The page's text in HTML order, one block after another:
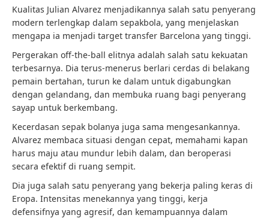
Kualitas Julian Alvarez menjadikannya salah satu penyerang
modern terlengkap dalam sepakbola, yang menjelaskan
mengapa ia menjadi target transfer Barcelona yang tinggi.
Pergerakan off-the-ball elitnya adalah salah satu kekuatan
terbesarnya. Dia terus-menerus berlari cerdas di belakang
pemain bertahan, turun ke dalam untuk digabungkan
dengan gelandang, dan membuka ruang bagi penyerang
sayap untuk berkembang.
Kecerdasan sepak bolanya juga sama mengesankannya.
Alvarez membaca situasi dengan cepat, memahami kapan
harus maju atau mundur lebih dalam, dan beroperasi
secara efektif di ruang sempit.
Dia juga salah satu penyerang yang bekerja paling keras di
Eropa. Intensitas menekannya yang tinggi, kerja
defensifnya yang agresif, dan kemampuannya dalam